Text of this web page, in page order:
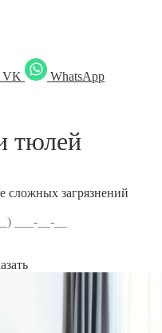
VK
WhatsApp
тюлей
сложных загрязнений